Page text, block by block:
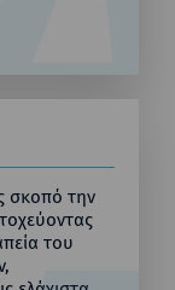
σκοπό την
του